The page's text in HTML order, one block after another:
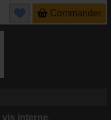
Commander
vis interne.